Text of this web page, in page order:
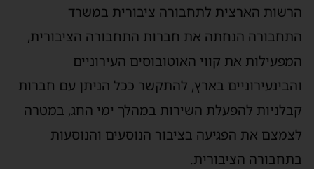
הרשות הארצית לתחבורה ציבורית במשרד
התחבורה הנחתה את חברות התחבורה הציבורית,
המפעילות את קווי האוטובוסים העירוניים
והבינעירוניים בארץ, להתקשר ככל הניתן עם חברות
קבלניות להפעלת השירות במהלך ימי החג, במטרה
לצמצם את הפגיעה בציבור הנוסעים והנוסעות
בתחבורה הציבורית.